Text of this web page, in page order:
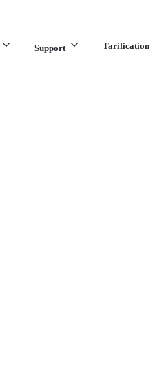
Support Tarification